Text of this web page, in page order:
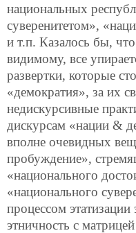
национальных
суверенитетом»,
и т.п. Казалось бы,
видимому, все
развертки, которые
«демократия», за их
недискурсивные
дискурсам «нации &
вполне очевидных
пробуждение»,
«национального
«национального
процессом
этничность с